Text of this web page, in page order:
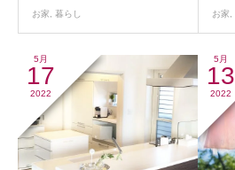
お家, 暮らし お家,
5月
17
2022
5月
13
2022